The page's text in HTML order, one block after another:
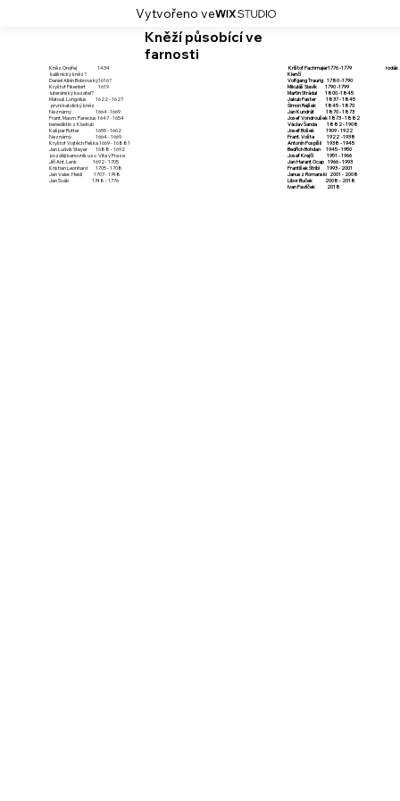
Vytvořeno ve
Kněz Ondřej 1434
kališnický kněz?
Daniel Albín Bobrovský1616?
Kryštof Fikenbirt 1619
luteránský kazatel?
Matouš Longolius 1622 - 1627
první katolický kněz
Neznámý 1664 -1669
Frant. Maxm. Parecius 1647 - 1654
benediktin z Kladrub
Kašpar Rotter 1655 - 1662
Neznámý 1664 - 1669
Kryštof Vojtěch Peška 1669 - 16881
Jan Ludvík Steyer 1688 - 1692
později kanovník u sv. Víta v Praze
Jiří Ant. Lenk 1692 - 1705
Kristian Leonhard 1705 - 1708
Jan Valer. Heidl 1707 - 1748
Jan Šváb 1748 - 1776
Krištof Pachmajer1776 -1779 rodák
Klenčí
Volfgang Traurig 1780 -1790
Mikuláš Slavík 1790 -1799
Martin Strádal 1800 -1845
Jakub Faster 1837 - 1845
Šimon Rejšek 1845 - 1870
Jan Kundrát 1870 - 1873
Josef Vondroušek 1873 - 1882
Václav Šanda 1882 - 1908
Josef Bošek 1909 - 1922
Frant. Vošta 1922 -1938
Antonín Pospíšil 1938 - 1945
Bedřich Bohdan 1945 - 1950
Josef Krejčí 1951 - 1966
Jan Harant Ocap 1966 - 1993
František Štríbl 1993 - 2001
Janusz Romanski 2001 - 2008
Libor Buček 2008 - 2018
Ivan Pavlíček 2018
Kněží působící ve
farnosti